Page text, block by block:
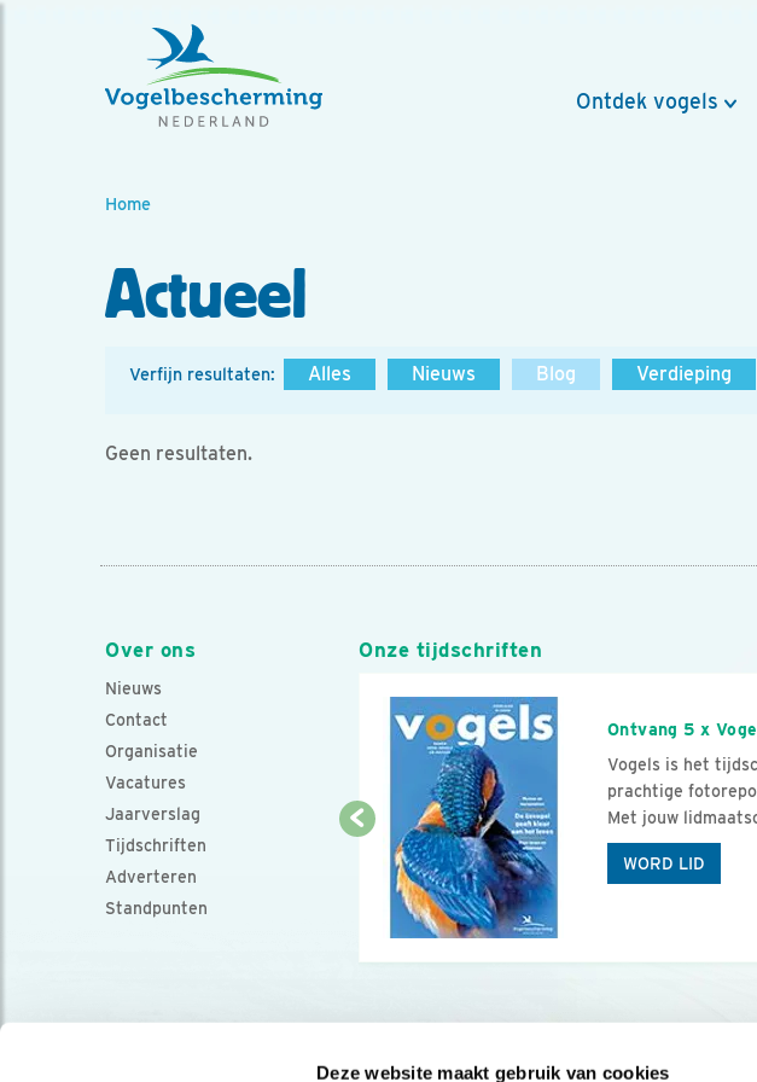
Deze website maakt gebruik van cookies
Ontdek vogels
Home
Actueel
Verfijn resultaten: Alles Nieuws Blog Verdieping
Geen resultaten.
Over ons
Nieuws
Contact
Organisatie
Vacatures
Jaarverslag
Tijdschriften
Adverteren
Standpunten
Onze tijdschriften
Ontvang 5 x
Vogels is het
prachtige
Met jouw
WORD LID